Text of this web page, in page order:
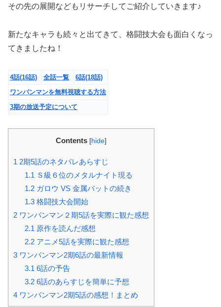
その先の展開などもリサーチしてご紹介していきます♪
新たなキャラも続々と出てきて、格闘技大会も面白くなっ
てきましたね！
4話(16話) 全話一覧 6話(18話)
ワンパンマンを無料視聴する方法
3期の放送予定について
Contents [hide]
1 2期5話のネタバレあらすじ
1.1 Ｓ級６位のメタルナイト現る
1.2ガロウ VS 金属バットの続き
1.3格闘技大会開始
2 ワンパンマン２期5話を実際に観た感想
2.1 原作を読んだ感想
2.2アニメ5話を実際に観た感想
3 ワンパンマン2期6話の最新情報
3.1 6話の予告
3.26話のあらすじを簡単に予想
4 ワンパンマン2期5話の感想！まとめ